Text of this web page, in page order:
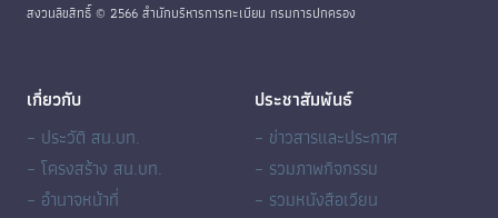
สงวนลิขสิทธิ์ © 2566 สำนักบริหารการทะเบียน กรมการปกครอง
เกี่ยวกับ
– ประวัติ สน.บท.
– โครงสร้าง สน.บท.
– อำนาจหน้าที่
ประชาสัมพันธ์
– ข่าวสารและประกาศ
– รวมภาพกิจกรรม
– รวมหนังสือเวียน